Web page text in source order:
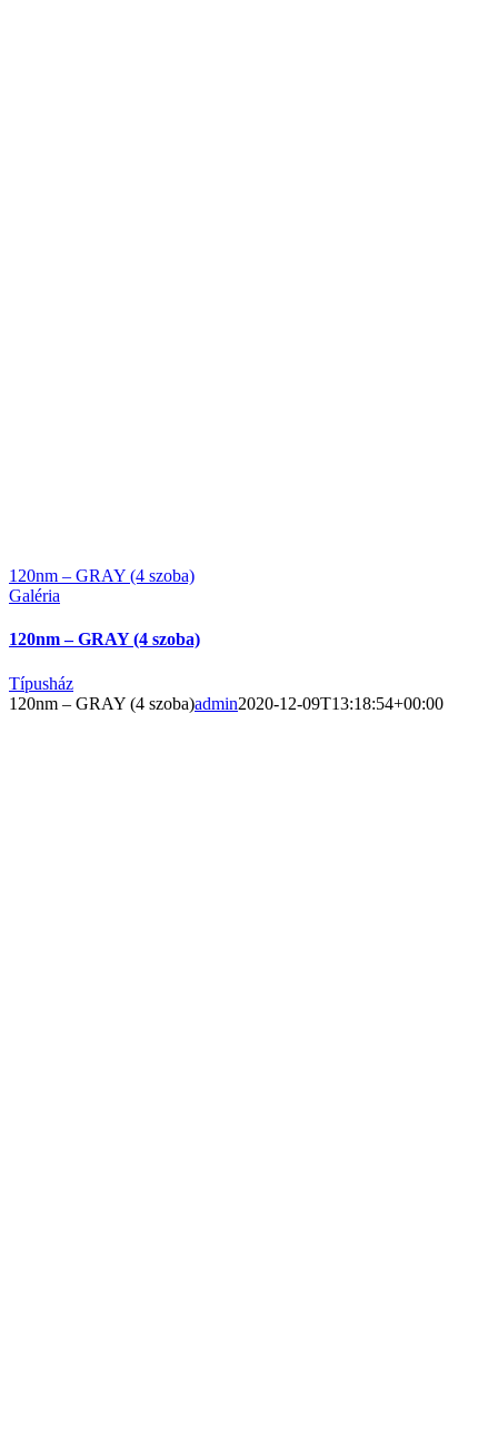
120nm – GRAY (4 szoba)
Galéria
120nm – GRAY (4 szoba)
Típusház
120nm – GRAY (4 szoba)admin2020-12-09T13:18:54+00:00